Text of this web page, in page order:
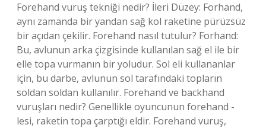
Forehand vuruş tekniği nedir? İleri Düzey: Forhand,
aynı zamanda bir yandan sağ kol raketine pürüzsüz
bir açıdan çekilir. Forehand nasıl tutulur? Forhand:
Bu, avlunun arka çizgisinde kullanılan sağ el ile bir
elle topa vurmanın bir yoludur. Sol eli kullananlar
için, bu darbe, avlunun sol tarafındaki topların
soldan soldan kullanılır. Forehand ve backhand
vuruşları nedir? Genellikle oyuncunun forehand -
lesi, raketin topa çarptığı eldir. Forehand vuruş,